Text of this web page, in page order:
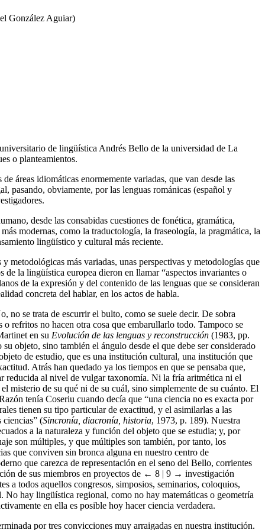
González Aguiar)
de lingüística Andrés Bello de la universidad de La
o planteamientos.
áreas idiomáticas enormemente variadas, que van desde las
pasando, obviamente, por las lenguas románicas (español y
desde las consabidas cuestiones de fonética, gramática,
modernas, como la traductología, la fraseología, la pragmática, la
lingüístico y cultural más reciente.
metodológicas más variadas, unas perspectivas y metodologías que
la lingüística europea dieron en llamar “aspectos invariantes o
de la expresión y del contenido de las lenguas que se consideran
concreta del hablar, en los actos de habla.
no se trata de escurrir el bulto, como se suele decir. De sobra
refritos no hacen otra cosa que embarullarlo todo. Tampoco se
en su Evolución de las lenguas y reconstrucción (1983, pp.
objeto, sino también el ángulo desde el que debe ser considerado
de estudio, que es una institución cultural, una institución que
Atrás han quedado ya los tiempos en que se pensaba que,
reducida al nivel de vulgar taxonomía. Ni la fría aritmética ni el
misterio de su qué ni de su cuál, sino simplemente de su cuánto. El
tenía Coseriu cuando decía que “una ciencia no es exacta por
tienen su tipo particular de exactitud, y el asimilarlas a las
ciencias” (Sincronía, diacronía, historia, 1973, p. 189). Nuestra
a la naturaleza y función del objeto que se estudia; y, por
son múltiples, y que múltiples son también, por tanto, los
que conviven sin bronca alguna en nuestro centro de
que carezca de representación en el seno del Bello, corrientes
de sus miembros en proyectos de ← 8 | 9 → investigación
a todos aquellos congresos, simposios, seminarios, coloquios,
No hay lingüística regional, como no hay matemáticas o geometría
en ella es posible hoy hacer ciencia verdadera.
por tres convicciones muy arraigadas en nuestra institución.